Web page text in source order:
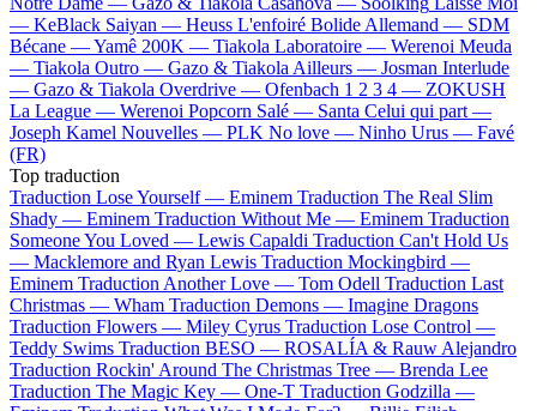
— KeBlack Saiyan — Heuss L'enfoiré Bolide Allemand — SDM
Bécane —Yamê 200K — Tiakola Laboratoire — Werenoi Meuda
— Tiakola Outro — Gazo & Tiakola Ailleurs — Josman Interlude
— Gazo & Tiakola Overdrive — Ofenbach 1 2 3 4 — ZOKUSH
La League — Werenoi Popcorn Salé — Santa Celui qui part —
Joseph Kamel Nouvelles — PLK No love — Ninho Urus — Favé
(FR)
Top traduction
Traduction Lose Yourself — Eminem Traduction The Real Slim
Shady — Eminem Traduction Without Me — Eminem Traduction
Someone You Loved — Lewis Capaldi Traduction Can't Hold Us
— Macklemore and Ryan Lewis Traduction Mockingbird —
Eminem Traduction Another Love — Tom Odell Traduction Last
Christmas — Wham Traduction Demons — Imagine Dragons
Traduction Flowers — Miley Cyrus Traduction Lose Control —
Teddy Swims Traduction BESO — ROSALÍA & Rauw Alejandro
Traduction Rockin' Around The Christmas Tree — Brenda Lee
Traduction The Magic Key — One-T Traduction Godzilla —